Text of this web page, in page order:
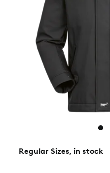
Regular Sizes, in stock